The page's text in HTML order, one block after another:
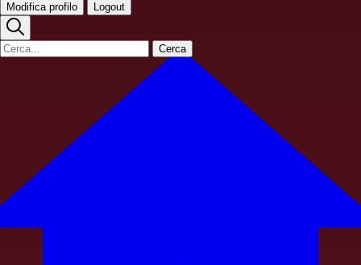
Modifica profilo Logout
Cerca